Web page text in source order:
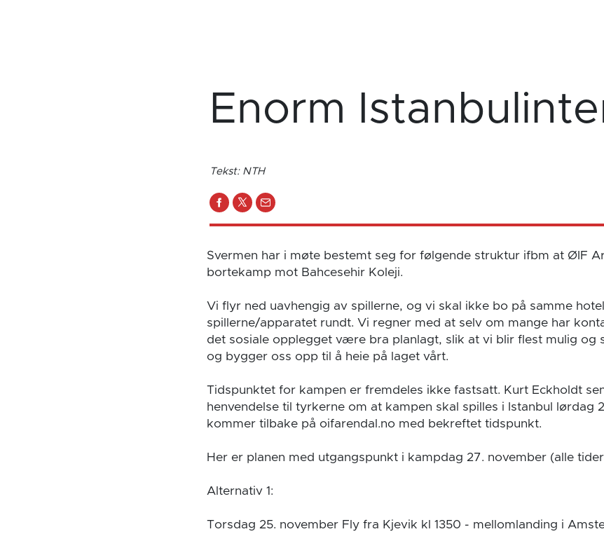
Enorm
Tekst: NTH
Svermen har i møte bestemt seg for følgende struktur ifbm at ØIF
bortekamp mot Bahcesehir Koleji.
Vi flyr ned uavhengig av spillerne, og vi skal ikke bo på samme
spillerne/apparatet rundt. Vi regner med at selv om mange har
det sosiale opplegget være bra planlagt, slik at vi blir flest mulig og
og bygger oss opp til å heie på laget vårt.
Tidspunktet for kampen er fremdeles ikke fastsatt. Kurt Eckholdt
henvendelse til tyrkerne om at kampen skal spilles i Istanbul lørdag
kommer tilbake på oifarendal.no med bekreftet tidspunkt.
Her er planen med utgangspunkt i kampdag 27. november (alle
Alternativ 1:
Torsdag 25. november Fly fra Kjevik kl 1350 - mellomlanding i